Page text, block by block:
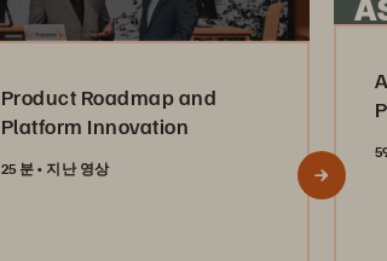
Product Roadmap and
Platform Innovation
25 분 지난 영상